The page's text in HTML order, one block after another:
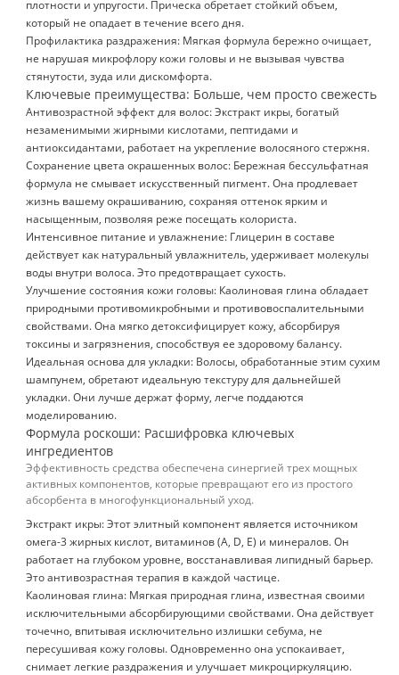
плотности и упругости. Прическа обретает стойкий объем,
который не опадает в течение всего дня.
Профилактика раздражения: Мягкая формула бережно очищает,
не нарушая микрофлору кожи головы и не вызывая чувства
стянутости, зуда или дискомфорта.
Ключевые преимущества: Больше, чем просто свежесть
Антивозрастной эффект для волос: Экстракт икры, богатый
незаменимыми жирными кислотами, пептидами и
антиоксидантами, работает на укрепление волосяного стержня.
Сохранение цвета окрашенных волос: Бережная бессульфатная
формула не смывает искусственный пигмент. Она продлевает
жизнь вашему окрашиванию, сохраняя оттенок ярким и
насыщенным, позволяя реже посещать колориста.
Интенсивное питание и увлажнение: Глицерин в составе
действует как натуральный увлажнитель, удерживает молекулы
воды внутри волоса. Это предотвращает сухость.
Улучшение состояния кожи головы: Каолиновая глина обладает
природными противомикробными и противовоспалительными
свойствами. Она мягко детоксифицирует кожу, абсорбируя
токсины и загрязнения, способствуя ее здоровому балансу.
Идеальная основа для укладки: Волосы, обработанные этим сухим
шампунем, обретают идеальную текстуру для дальнейшей
укладки. Они лучше держат форму, легче поддаются
моделированию.
Формула роскоши: Расшифровка ключевых
ингредиентов
Эффективность средства обеспечена синергией трех мощных
активных компонентов, которые превращают его из простого
абсорбента в многофункциональный уход.
Экстракт икры: Этот элитный компонент является источником
омега-3 жирных кислот, витаминов (A, D, E) и минералов. Он
работает на глубоком уровне, восстанавливая липидный барьер.
Это антивозрастная терапия в каждой частице.
Каолиновая глина: Мягкая природная глина, известная своими
исключительными абсорбирующими свойствами. Она действует
точечно, впитывая исключительно излишки себума, не
пересушивая кожу головы. Одновременно она успокаивает,
снимает легкие раздражения и улучшает микроциркуляцию.